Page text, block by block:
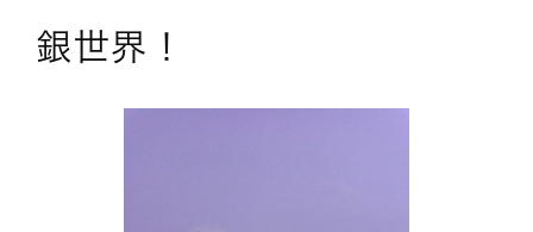
銀世界！